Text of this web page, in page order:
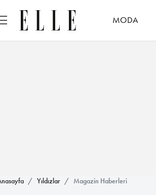
MODA
Yıldızlar Magazin Haberleri